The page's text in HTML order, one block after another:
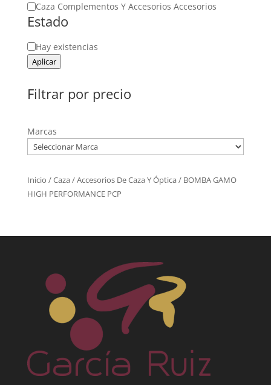
Caza Complementos Y Accesorios Accesorios
Estado
Estado
Hay existencias
Aplicar
Filtrar por precio
Marcas
Inicio /Caza/Accesorios De Caza Y Óptica/ BOMBA GAMO
HIGH PERFORMANCE PCP